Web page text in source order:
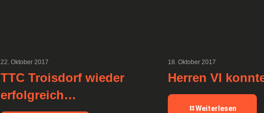
22. Oktober 2017
TTC Troisdorf wieder
erfolgreich…
18. Oktober 2017
Herren VI
Weiterlesen